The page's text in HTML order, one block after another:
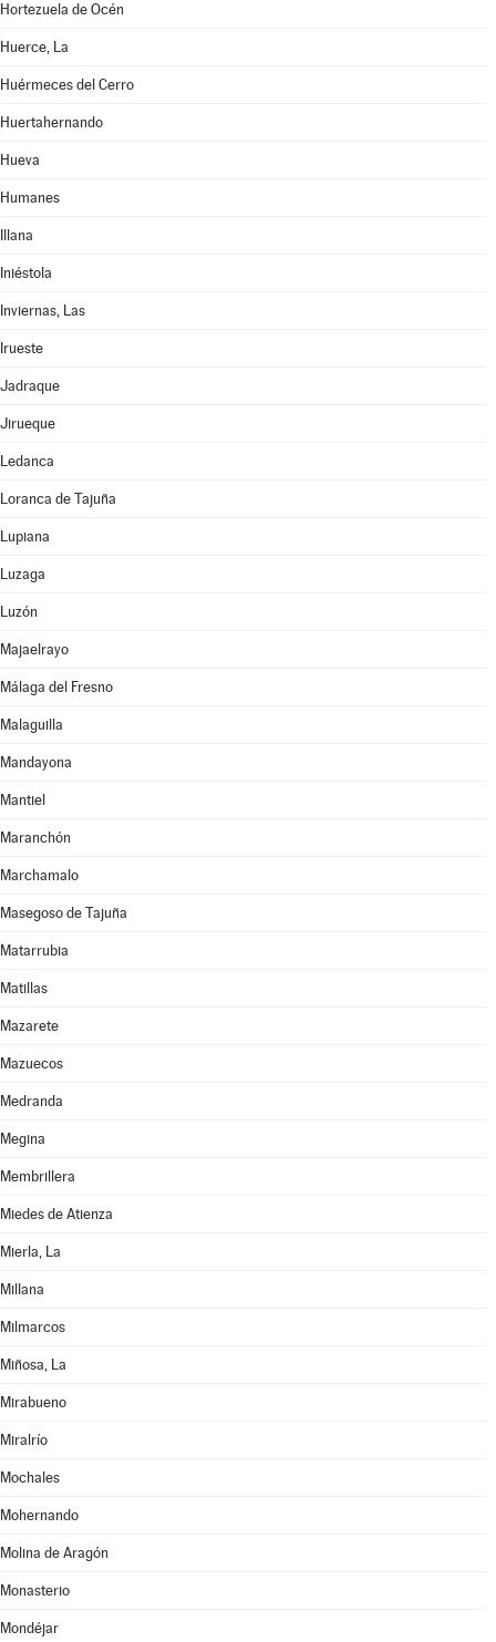
Hortezuela de Océn
Huerce, La
Huérmeces del Cerro
Huertahernando
Hueva
Humanes
Illana
Iniéstola
Inviernas, Las
Irueste
Jadraque
Jirueque
Ledanca
Loranca de Tajuña
Lupiana
Luzaga
Luzón
Majaelrayo
Málaga del Fresno
Malaguilla
Mandayona
Mantiel
Maranchón
Marchamalo
Masegoso de Tajuña
Matarrubia
Matillas
Mazarete
Mazuecos
Medranda
Megina
Membrillera
Miedes de Atienza
Mierla, La
Millana
Milmarcos
Miñosa, La
Mirabueno
Miralrío
Mochales
Mohernando
Molina de Aragón
Monasterio
Mondéjar